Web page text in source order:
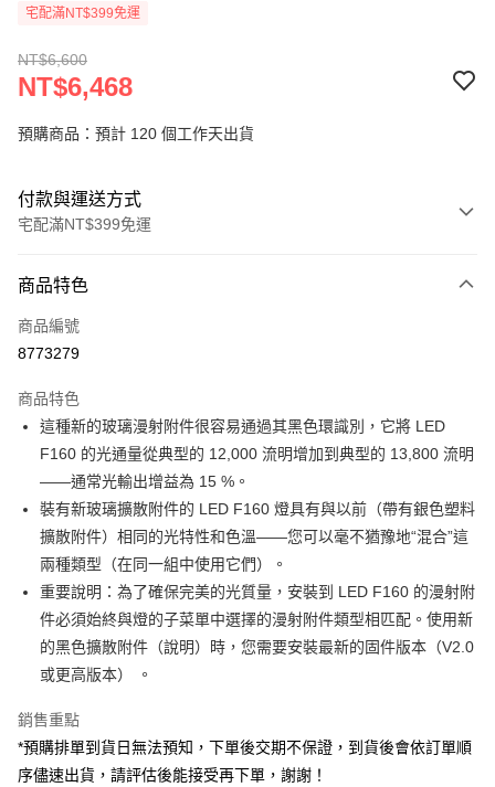
宅配滿NT$399免運
NT$6,600
NT$6,468
預購商品：預計 120 個工作天出貨
付款與運送方式
宅配滿NT$399免運
信用卡一次付款
信用卡分期付款
合作金庫商業銀行
華南商業銀行
彰化商業銀行
上海商業儲蓄銀行
台北富邦商業銀行
國泰世華商業銀行
臺灣中小企業銀行
台中商業銀行
匯豐（台灣）商業銀行
華泰商業銀行
聯邦商業銀行
遠東國際商業銀行
元大商業銀行
玉山商業銀行
星展（台灣）商業銀行
台新國際商業銀行
中國信託商業銀行
台灣樂天信用卡公司
6 期 0 利率 每期
華南商業銀行
彰化商業銀行
上海商業儲蓄銀行
國泰世華商業銀行
兆豐國際商業銀行
臺灣中小企業銀行
台中商業銀行
匯豐（台灣）商業銀行
聯邦商業銀行
遠東國際商業銀行
元大商業銀行
永豐商業銀行
玉山商業銀行
星展（台灣）商業銀行
台新國際商業銀行
中國信託商業銀行
台灣樂天信用卡公司
12 期 0 利率 每期 NT$539 21家銀行
合作金庫商業銀行
上海商業儲蓄銀行
台北富邦商業銀行
國泰世華商業銀行
兆豐國際商業銀行
臺灣中小企業銀行
台中商業銀行
匯豐（台灣）商業銀行
華泰商業銀行
聯邦商業銀行
遠東國際商業銀行
元大商業銀行
永豐商業銀行
玉山商業銀行
星展（台灣）商業銀行
台新國際商業銀行
LINE Pay
Apple Pay
街口支付
悠遊付
Google Pay
全支付
全盈+PAY
AFTEE先享後付
商品特色
商品編號
8773279
商品特色
這種新的玻璃漫射附件很容易通過其黑色環識別，它將 LED
F160 的光通量從典型的 12,000 流明增加到典型的 13,800 流明
——通常光輸出增益為 15 %。
裝有新玻璃擴散附件的 LED F160 燈具有與以前（帶有銀色塑料
擴散附件）相同的光特性和色溫——您可以毫不猶豫地“混合”這
兩種類型（在同一組中使用它們）。
重要說明：為了確保完美的光質量，安裝到 LED F160 的漫射附
件必須始終與燈的子菜單中選擇的漫射附件類型相匹配。使用新
的黑色擴散附件（說明）時，您需要安裝最新的固件版本（V2.0
或更高版本） 。
銷售重點
*預購排單到貨日無法預知，下單後交期不保證，到貨後會依訂單順
序儘速出貨，請評估後能接受再下單，謝謝！